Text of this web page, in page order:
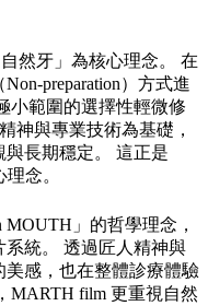
然牙」為核心理念。 在
preparation）方式進
小範圍的選擇性輕微修
神與專業技術為基礎，
長期穩定。 這正是
念。
」的哲學理念，
統。 透過匠人精神與
感，也在整體診療體驗
MARTH film 更重視自然